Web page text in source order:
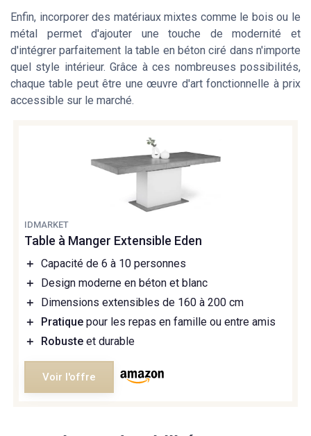
Enfin, incorporer des matériaux mixtes comme le bois ou le
métal permet d'ajouter une touche de modernité et
d'intégrer parfaitement la table en béton ciré dans n'importe
quel style intérieur. Grâce à ces nombreuses possibilités,
chaque table peut être une œuvre d'art fonctionnelle à prix
accessible sur le marché.
IDMARKET
Table à Manger Extensible Eden
＋ Capacité de 6 à 10 personnes
＋
Design moderne en béton et blanc
＋
Dimensions extensibles de 160 à 200 cm
＋
Pratique pour les repas en famille ou entre amis
＋
Robuste et durable
Voir l'offre